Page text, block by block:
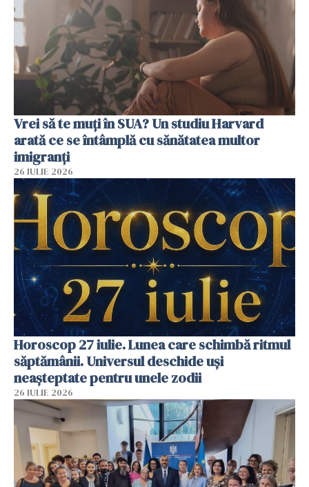
Vrei să te muți în SUA? Un studiu Harvard
arată ce se întâmplă cu sănătatea multor
imigranți
26 IULIE 2026
Horoscop 27 iulie. Lunea care schimbă ritmul
săptămânii. Universul deschide uși
neașteptate pentru unele zodii
26 IULIE 2026